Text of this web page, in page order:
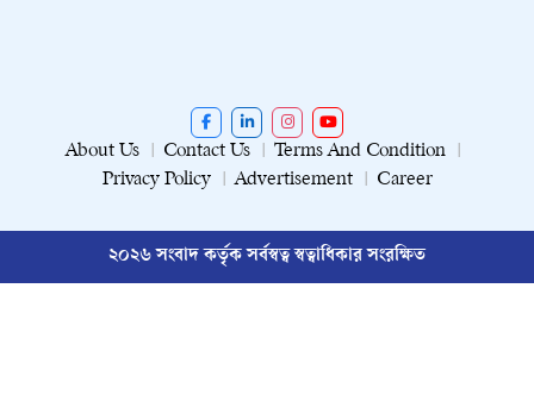
About Us Contact Us
Terms And Condition
Privacy Policy
Advertisement Career
২০২৬ সংবাদ কর্তৃক সর্বস্বত্ব স্বত্বাধিকার সংরক্ষিত